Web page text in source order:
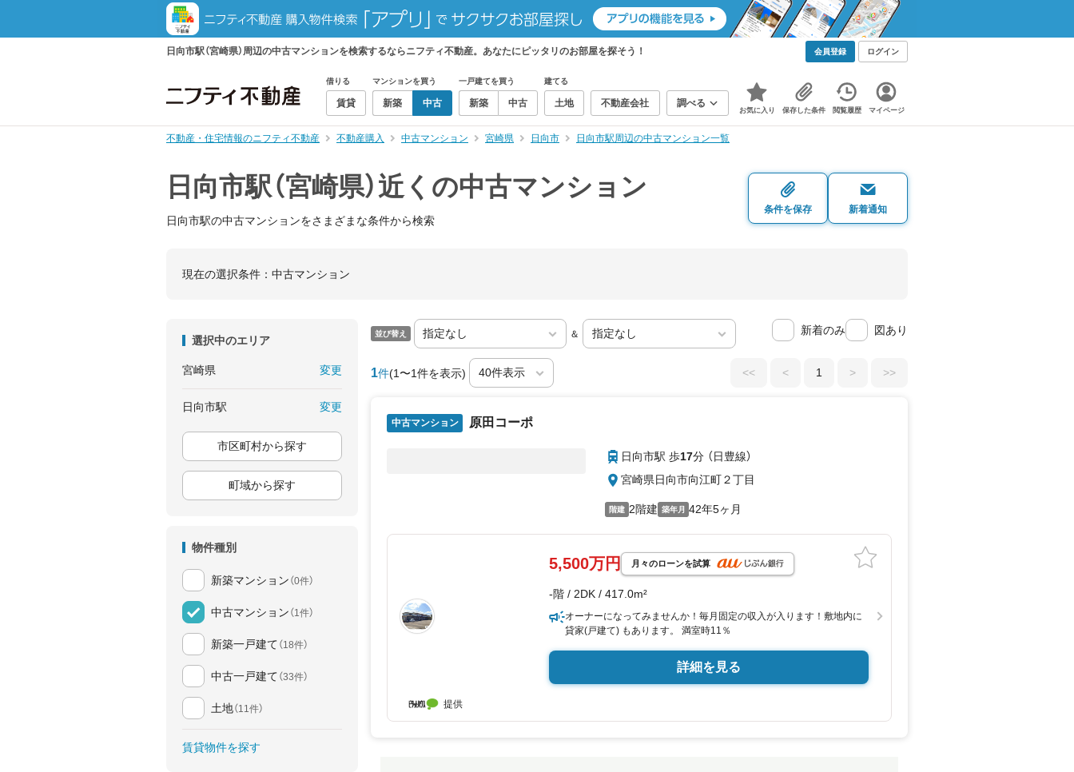
日向市駅（宮崎県）周辺の中古マンションを検索するならニフティ不動産。あなたにピッタリのお部屋を探そう！ 会員登録 ログイン
借りる
賃貸
マンションを買う
新築 中古
一戸建てを買う
新築 中古
建てる
土地 不動産会社 調べる
お気に入り 保存した条件 閲覧履歴 マイページ
不動産・住宅情報のニフティ不動産 不動産購入 中古マンション 宮崎県 日向市 日向市駅周辺の中古マンション一覧
日向市駅（宮崎県）近くの中古マンション
日向市駅の中古マンションをさまざまな条件から検索
条件を保存 新着通知
現在の選択条件： 中古マンション
選択中のエリア
宮崎県 変更
日向市駅 変更
市区町村から探す
町域から探す
物件種別
新築マンション （0件）
中古マンション （1件）
新築一戸建て （18件）
中古一戸建て （33件）
土地（11件）
賃貸物件を探す
並び替え ＆ 新着のみ 図あり
1件(1〜1件を表示) << < 1 > >>
中古マンション 原田コーポ
日向市駅 歩17分 （日豊線）
宮崎県日向市向江町２丁目
階建 2階建 築年月 42年5ヶ月
5,500万円 月々のローンを試算
-階 / 2DK / 417.0m²
オーナーになってみませんか！毎月固定の収入が入ります！敷地内に
貸家(戸建て) もあります。 満室時11％
詳細を見る
提供